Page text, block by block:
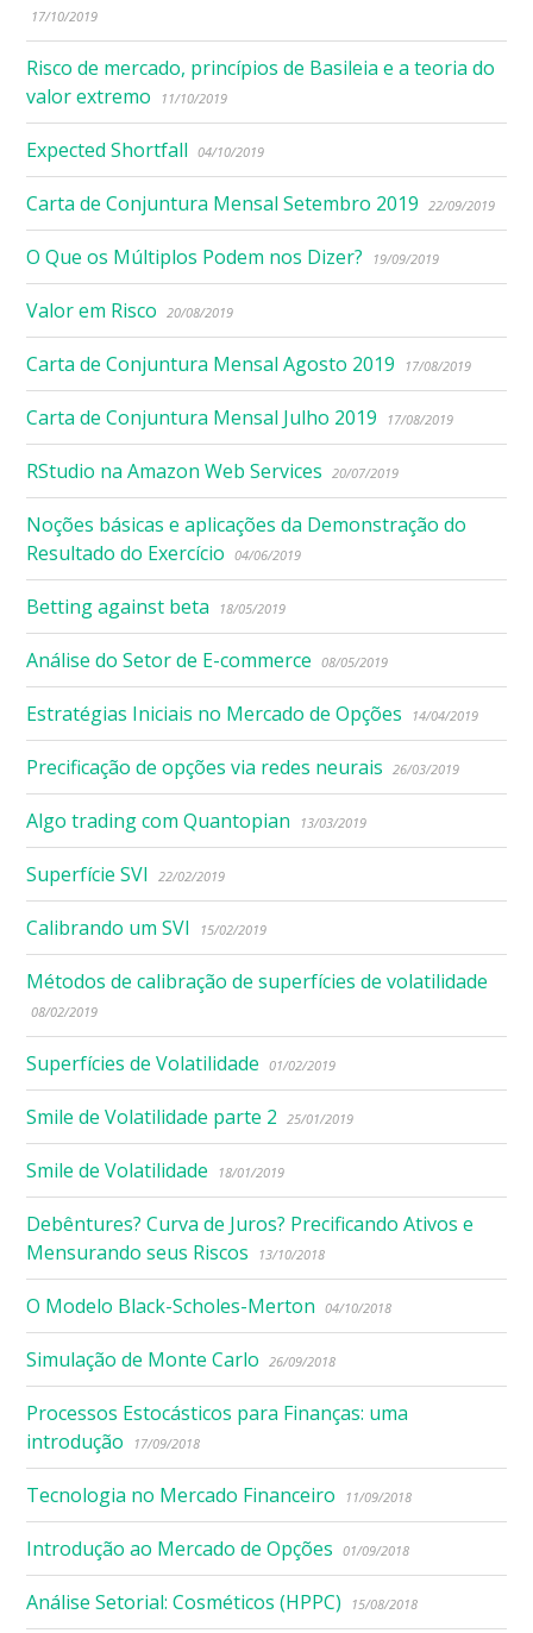
17/10/2019
Risco de mercado, princípios de Basileia e a teoria do
valor extremo
11/10/2019
Expected Shortfall 04/10/2019
Carta de Conjuntura Mensal Setembro 2019 22/09/2019
O Que os Múltiplos Podem nos Dizer? 19/09/2019
Valor em Risco 20/08/2019
Carta de Conjuntura Mensal Agosto 2019 17/08/2019
Carta de Conjuntura Mensal Julho 2019 17/08/2019
RStudio na Amazon Web Services 20/07/2019
Noções básicas e aplicações da Demonstração do
Resultado do Exercício
04/06/2019
Betting against beta 18/05/2019
Análise do Setor de E-commerce 08/05/2019
Estratégias Iniciais no Mercado de Opções 14/04/2019
Precificação de opções via redes neurais 26/03/2019
Algo trading com Quantopian 13/03/2019
Superfície SVI 22/02/2019
Calibrando um SVI 15/02/2019
Métodos de calibração de superfícies de volatilidade
08/02/2019
Superfícies de Volatilidade 01/02/2019
Smile de Volatilidade parte 2 25/01/2019
Smile de Volatilidade 18/01/2019
Debêntures? Curva de Juros? Precificando Ativos e
Mensurando seus Riscos
13/10/2018
O Modelo Black-Scholes-Merton 04/10/2018
Simulação de Monte Carlo 26/09/2018
Processos Estocásticos para Finanças: uma
introdução
17/09/2018
Tecnologia no Mercado Financeiro 11/09/2018
Introdução ao Mercado de Opções 01/09/2018
Análise Setorial: Cosméticos (HPPC) 15/08/2018